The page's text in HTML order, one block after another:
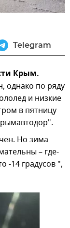
Telegram
Крым.
однако по ряду
и низкие
в пятницу
Но зима
– где-
-14 градусов ",